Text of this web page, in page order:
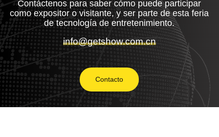
Contáctenos para saber cómo puede participar
como expositor o visitante, y ser parte de esta feria
de tecnología de entretenimiento.
info@getshow.com.cn
Contacto